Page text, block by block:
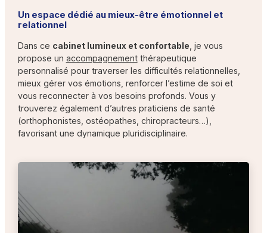
Un espace dédié au mieux-être émotionnel et
relationnel
Dans ce cabinet lumineux et confortable , je vous
propose un accompagnementthérapeutique
personnalisé pour traverser les difficultés relationnelles,
mieux gérer vos émotions, renforcer l’estime de soi et
vous reconnecter à vos besoins profonds. Vous y
trouverez également d’autres praticiens de santé
(orthophonistes, ostéopathes, chiropracteurs…),
favorisant une dynamique pluridisciplinaire.